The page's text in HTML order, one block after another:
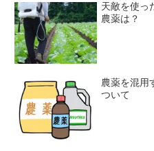
天敵を使
農薬は？
農薬を混用
ついて